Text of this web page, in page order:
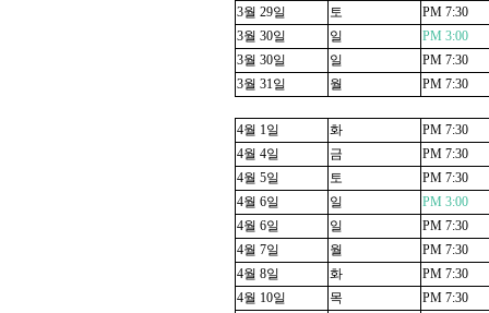
3월 29일 토
PM 7:30
3월 30일 일
PM 3:00
3월 30일 일
PM 7:30
3월 31일 월 PM 7:30
4월 1일 화
PM 7:30
4월 4일 금
PM 7:30
4월 5일 토
PM 7:30
4월 6일 일
PM 3:00
4월 6일 일
PM 7:30
4월 7일 월
PM 7:30
4월 8일 화
PM 7:30
4월 10일 목
PM 7:30